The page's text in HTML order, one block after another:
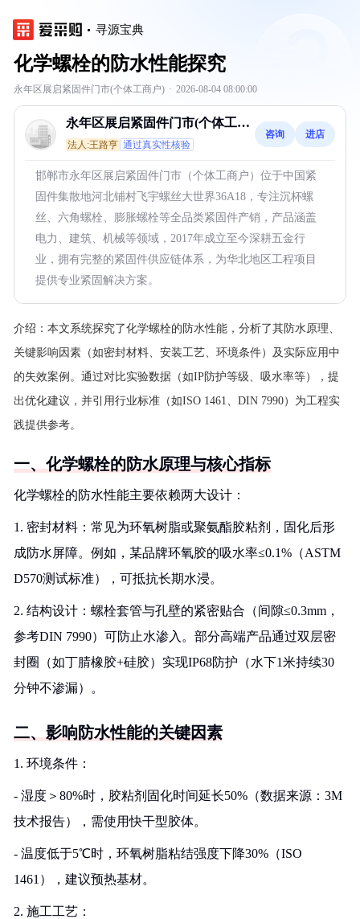
寻源宝典
化学螺栓的防水性能探究
永年区展启紧固件门市(个体工商户) · 2026-08-04 08:00:00
永年区展启紧固件门市(个体工商
户)
法人:王路亨 通过真实性核验
咨询 进店
邯郸市永年区展启紧固件门市（个体工商户）位于中国紧
固件集散地河北铺村飞宇螺丝大世界36A18，专注沉杯螺
丝、六角螺栓、膨胀螺栓等全品类紧固件产销，产品涵盖
电力、建筑、机械等领域，2017年成立至今深耕五金行
业，拥有完整的紧固件供应链体系，为华北地区工程项目
提供专业紧固解决方案。
介绍： 本文系统探究了化学螺栓的防水性能，分析了其防水原理、
关键影响因素（如密封材料、安装工艺、环境条件）及实际应用中
的失效案例。通过对比实验数据（如IP防护等级、吸水率等），提
出优化建议，并引用行业标准（如ISO 1461、DIN 7990）为工程实
践提供参考。
一、化学螺栓的防水原理与核心指标
化学螺栓的防水性能主要依赖两大设计：
1. 密封材料：常见为环氧树脂或聚氨酯胶粘剂，固化后形
成防水屏障。例如，某品牌环氧胶的吸水率≤0.1%（ASTM
D570测试标准），可抵抗长期水浸。
2. 结构设计：螺栓套管与孔壁的紧密贴合（间隙≤0.3mm，
参考DIN 7990）可防止水渗入。部分高端产品通过双层密
封圈（如丁腈橡胶+硅胶）实现IP68防护（水下1米持续30
分钟不渗漏）。
二、影响防水性能的关键因素
1. 环境条件：
- 湿度＞80%时，胶粘剂固化时间延长50%（数据来源：3M
技术报告），需使用快干型胶体。
- 温度低于5℃时，环氧树脂粘结强度下降30%（ISO
1461），建议预热基材。
2. 施工工艺：